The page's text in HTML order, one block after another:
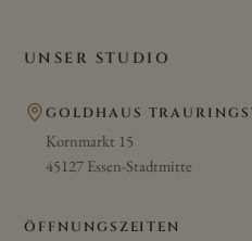
UNSER STUDIO
GOLDHAUS
Kornmarkt 15
45127 Essen-Stadtmitte
ÖFFNUNGSZEITEN